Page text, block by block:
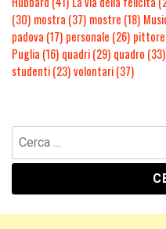
(30) mostra (37) mostre (18)
padova (17) personale (26) pittore
Puglia (16) quadri(29) quadro (33)
studenti(23)volontari(37)